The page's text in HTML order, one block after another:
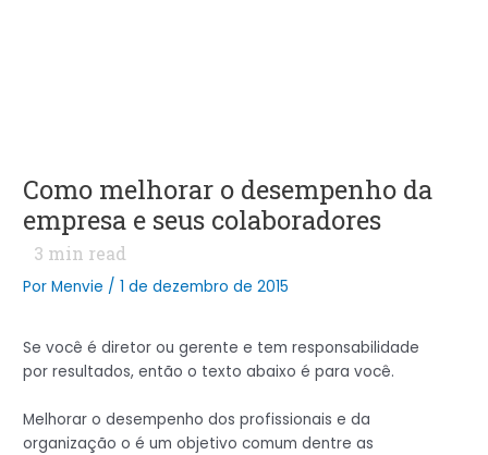
Como melhorar o desempenho da
empresa e seus colaboradores
3 min read
PorMenvie /1 de dezembro de 2015
Se você é diretor ou gerente e tem responsabilidade
por resultados, então o texto abaixo é para você.
Melhorar o desempenho dos profissionais e da
organização o é um objetivo comum dentre as